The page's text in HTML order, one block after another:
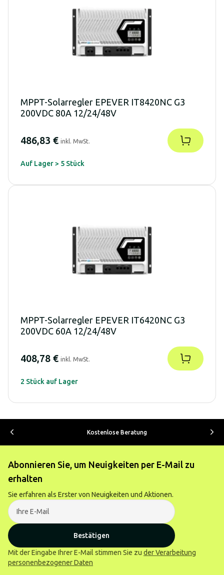
MPPT-Solarregler EPEVER IT8420NC G3
200VDC 80A 12/24/48V
486,83 € inkl. MwSt.
Auf Lager > 5 Stück
MPPT-Solarregler EPEVER IT6420NC G3
200VDC 60A 12/24/48V
408,78 € inkl. MwSt.
2 Stück auf Lager
Kostenlose Beratung
Abonnieren Sie, um Neuigkeiten per E-Mail zu
erhalten
Sie erfahren als Erster von Neuigkeiten und Aktionen.
Bestätigen
Mit der Eingabe Ihrer E-Mail stimmen Sie zu der Verarbeitung
personenbezogener Daten